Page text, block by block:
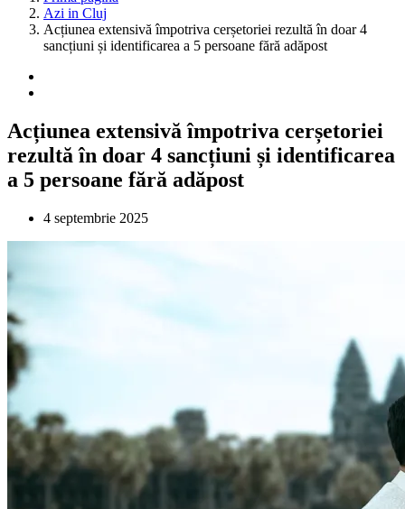
Azi in Cluj
Acțiunea extensivă împotriva cerșetoriei rezultă în doar 4
sancțiuni și identificarea a 5 persoane fără adăpost
Acțiunea extensivă împotriva cerșetoriei
rezultă în doar 4 sancțiuni și identificarea
a 5 persoane fără adăpost
4 septembrie 2025